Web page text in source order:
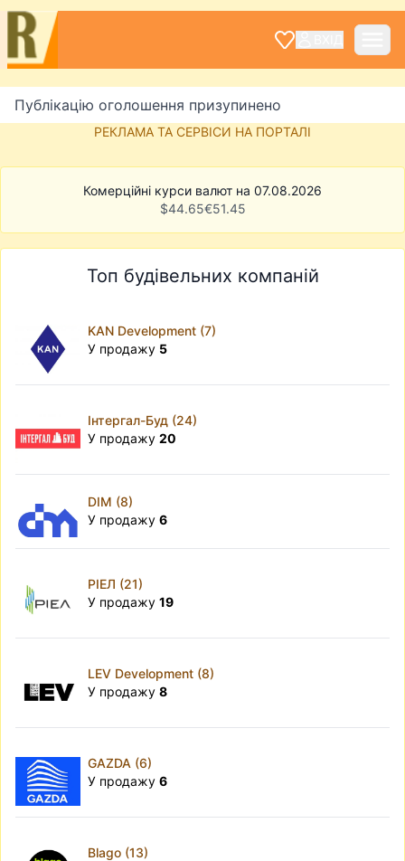
Публікацію оголошення призупинено
РЕКЛАМА ТА СЕРВІСИ НА ПОРТАЛІ
Комерційні курси валют на 07.08.2026
$44.65€51.45
Топ будівельних компаній
KAN Development (7)
У продажу 5
Інтергал-Буд (24)
У продажу 20
DIM (8)
У продажу 6
РІЕЛ (21)
У продажу 19
LEV Development (8)
У продажу 8
GAZDA (6)
У продажу 6
Blago (13)